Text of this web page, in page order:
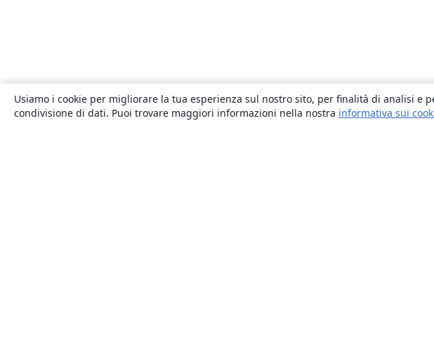
Usiamo i cookie per migliorare la tua esperienza sul nostro sito, per finalità di analisi e
condivisione di dati. Puoi trovare maggiori informazioni nella nostra informativa sui